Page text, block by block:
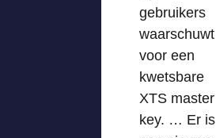
gebruikers
waarschuwt
voor een
kwetsbare
XTS master
key. … Er is